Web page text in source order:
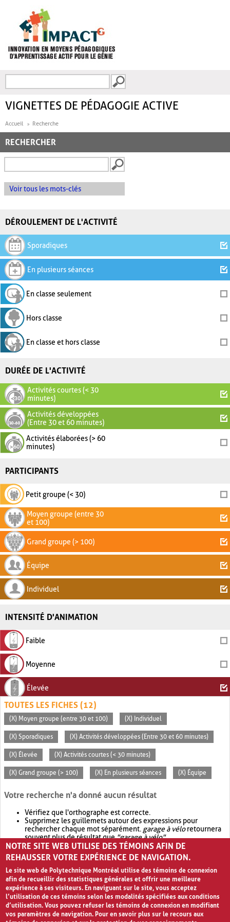
FORMULAIRE DE
VIGNETTES DE PÉDAGOGIE ACTIVE
Accueil Recherche
RECHERCHER
Voir tous les mots-clés
DÉROULEMENT DE L'ACTIVITÉ
Sporadiques
En plusieurs séances
En classe seulement
Hors classe
En classe et hors classe
DURÉE DE L'ACTIVITÉ
Activités courtes (< 30
minutes)
Activités développées
(Entre 30 et 60 minutes)
Activités élaborées (> 60
minutes)
PARTICIPANTS
Petit groupe (< 30)
Moyen groupe (entre 30
et 100)
Grand groupe (> 100)
Équipe
Individuel
INTENSITÉ D'ANIMATION
Faible
Moyenne
Élevée
TOUTES LES FICHES (12)
(X) Moyen groupe (entre 30 et 100) (X) Individuel
(X) Sporadiques (X) Activités développées (Entre 30 et 60 minutes)
(X) Élevée (X) Activités courtes (< 30 minutes)
(X) Grand groupe (> 100) (X) En plusieurs séances (X) Équipe
Votre recherche n'a donné aucun résultat
Vérifiez que l'orthographe est correcte.
Supprimez les guillemets autour des expressions pour
rechercher chaque mot séparément. garage à véloretournera
souvent plus de résultat que"garage à vélo".
Envisagez d'élargir votre recherche avec OR.garage OR vélo
retournera souvent plus de résultat quegarage à vélo
NOTRE SITE WEB UTILISE DES TÉMOINS AFIN DE
REHAUSSER VOTRE EXPÉRIENCE DE NAVIGATION.
Le site web de Polytechnique Montréal utilise des témoins de connexion
afin de recueillir des statistiques générales et offrir une meilleure
expérience à ses visiteurs. En naviguant sur le site, vous acceptez
l’utilisation de ces témoins selon les modalités spécifiées aux conditions
d’utilisation. Vous pouvez refuser les témoins de connexion en modifiant
vos paramètres de navigation. Pour en savoir plus sur le recours aux